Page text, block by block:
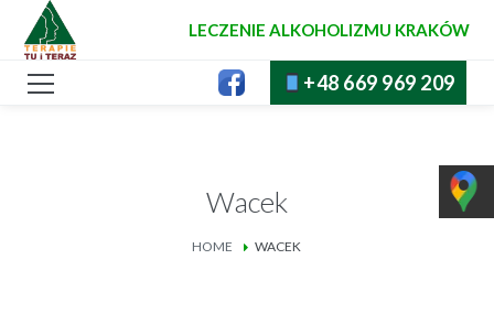
LECZENIE ALKOHOLIZMU KRAKÓW
+48 669 969 209
Wacek
HOME WACEK